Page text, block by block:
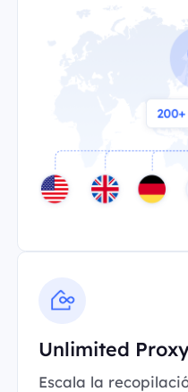
Unlimited
Escala la